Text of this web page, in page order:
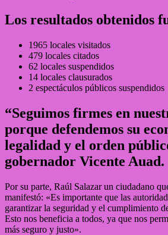
Los resultados obtenidos
1965 locales visitados
479 locales citados
62 locales suspendidos
14 locales clausurados
2 espectáculos públicos suspendidos
“Seguimos firmes en
porque defendemos su
legalidad y el orden
gobernador Vicente Auad.
Por su parte, Raúl Salazar un ciudadano
manifestó: «Es importante que las
garantizar la seguridad y el cumplimiento
Esto nos beneficia a todos, ya que nos
más seguro y justo».